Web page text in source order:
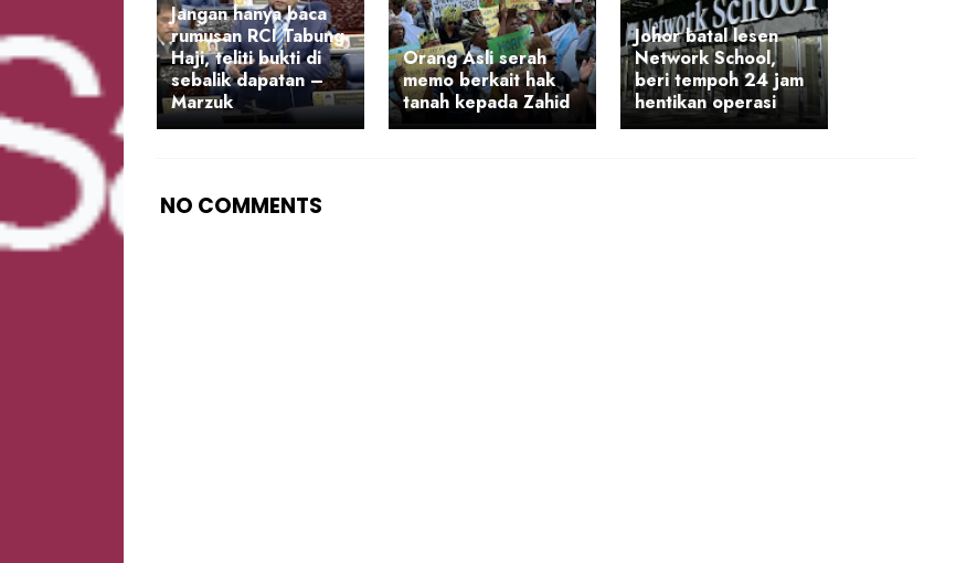
Jangan hanya baca
rumusan RCI Tabung
Haji, teliti bukti di
sebalik dapatan –
Marzuk
Orang Asli serah
memo berkait hak
tanah kepada Zahid
Johor batal lesen
Network School,
beri tempoh 24 jam
hentikan operasi
NO COMMENTS